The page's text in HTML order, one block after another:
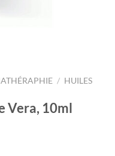
/ HUILES
Vera, 10ml